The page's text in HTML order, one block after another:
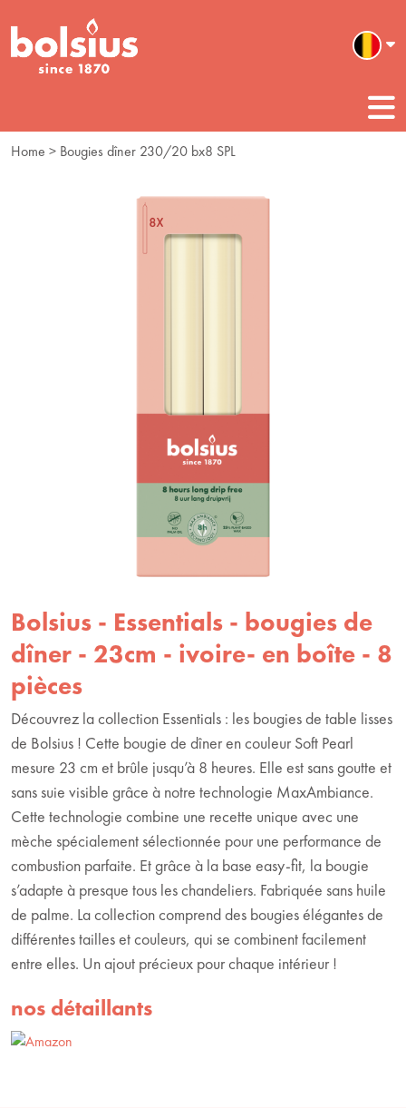
Home > Bougies dîner 230/20 bx8 SPL
Bolsius - Essentials - bougies de
dîner - 23cm - ivoire- en boîte - 8
pièces
Découvrez la collection Essentials : les bougies de table lisses
de Bolsius ! Cette bougie de dîner en couleur Soft Pearl
mesure 23 cm et brûle jusqu’à 8 heures. Elle est sans goutte et
sans suie visible grâce à notre technologie MaxAmbiance.
Cette technologie combine une recette unique avec une
mèche spécialement sélectionnée pour une performance de
combustion parfaite. Et grâce à la base easy-fit, la bougie
s’adapte à presque tous les chandeliers. Fabriquée sans huile
de palme. La collection comprend des bougies élégantes de
différentes tailles et couleurs, qui se combinent facilement
entre elles. Un ajout précieux pour chaque intérieur !
nos détaillants